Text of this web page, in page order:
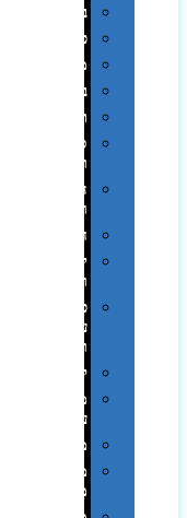
ביגוד
כובעים
מגבות
בקבוקים
תרמי
ספלים
וכוסות
הוקרה
ואומנות
חגים
יין
ומארזים
כלי
עבודה
ופנסים
למטבח
מוצרי
עור
מחברות
מחזיקי
מפתחות